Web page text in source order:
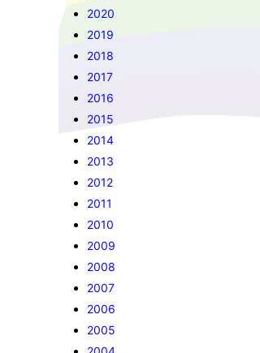
2020
2019
2018
2017
2016
2015
2014
2013
2012
2011
2010
2009
2008
2007
2006
2005